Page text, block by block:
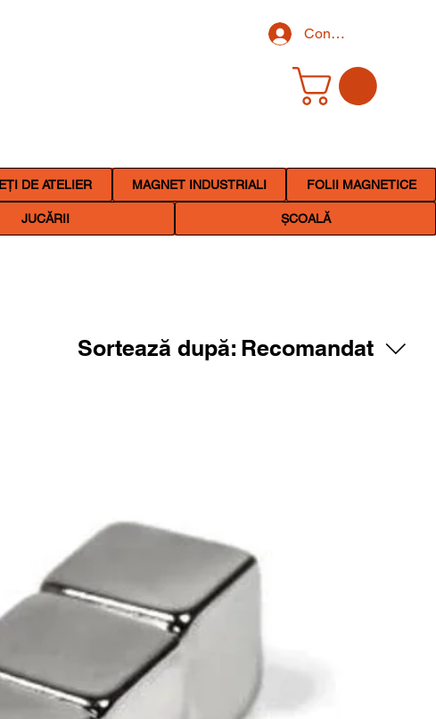
Conectează-te
DE ATELIER MAGNET INDUSTRIALI FOLII MAGNETICE
JUCĂRII ȘCOALĂ
Sortează după: Recomandat